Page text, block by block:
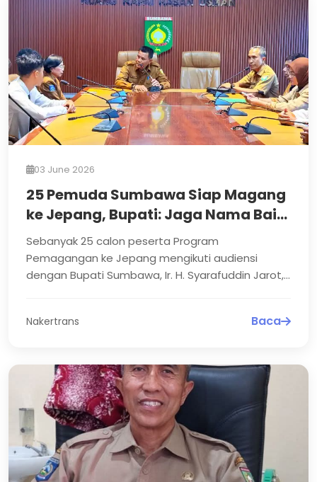
03 June 2026
25 Pemuda Sumbawa Siap Magang
ke Jepang, Bupati: Jaga Nama Baik
Daerah
Sebanyak 25 calon peserta Program
Pemagangan ke Jepang mengikuti audiensi
dengan Bupati Sumbawa, Ir. H. Syarafuddin Jarot,
Nakertrans Baca